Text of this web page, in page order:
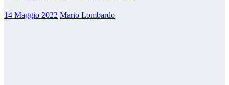
14 Maggio 2022 Mario Lombardo